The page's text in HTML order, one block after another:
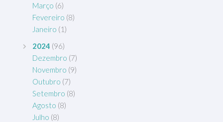
Março (6)
Fevereiro (8)
Janeiro (1)
2024 (96)
Dezembro (7)
Novembro (9)
Outubro (7)
Setembro (8)
Agosto (8)
Julho (8)